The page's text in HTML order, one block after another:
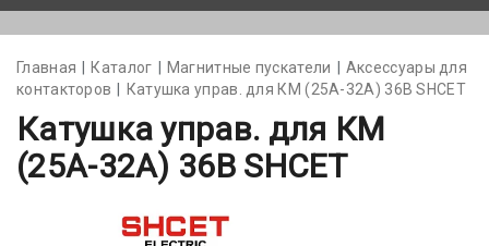
Главная Каталог Магнитные пускатели
Аксессуары для
контакторов
Катушка управ. для КМ (25А-32А) 36В SHCET
Катушка управ. для КМ
(25А-32А) 36В SHCET